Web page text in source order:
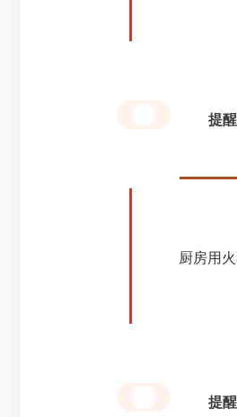
提
厨房用火不
提